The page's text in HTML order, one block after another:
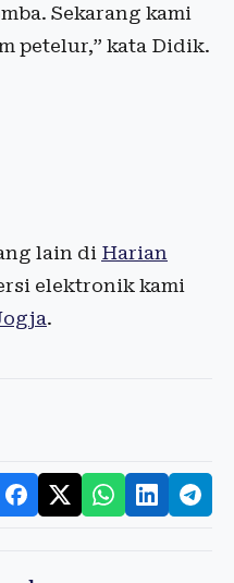
Sekarang kami
petelur,” kata Didik.
lain di Harian
elektronik kami
.